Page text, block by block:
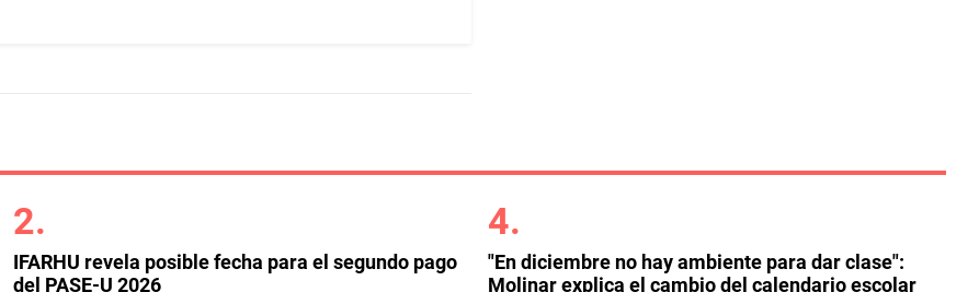
IFARHU revela posible fecha para el segundo pago
del PASE-U 2026
"En diciembre no hay ambiente para dar clase":
Molinar explica el cambio del calendario escolar